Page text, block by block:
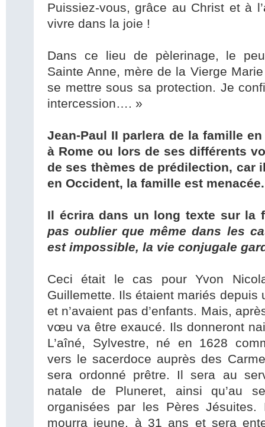
Puissiez-vous, grâce au Christ et à
vivre dans la joie !
Dans ce lieu de pèlerinage, le
Sainte Anne, mère de la Vierge
se mettre sous sa protection. Je
intercession…. »
Jean-Paul II parlera de la famille
à Rome ou lors de ses différents
de ses thèmes de prédilection, car
en Occident, la famille est menacée.
Il écrira dans un long texte sur la
pas oublier que même dans les
est impossible, la vie conjugale
Ceci était le cas pour Yvon
Guillemette. Ils étaient mariés depuis
et n’avaient pas d’enfants. Mais,
vœu va être exaucé. Ils donneront
L’aîné, Sylvestre, né en 1628
vers le sacerdoce auprès des
sera ordonné prêtre. Il sera au
natale de Pluneret, ainsi qu’au
organisées par les Pères Jésuites.
mourra jeune, à 31 ans et sera